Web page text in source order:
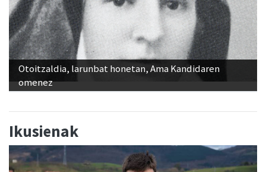
Otoitzaldia, larunbat honetan, Ama Kandidaren
omenez
Ikusienak